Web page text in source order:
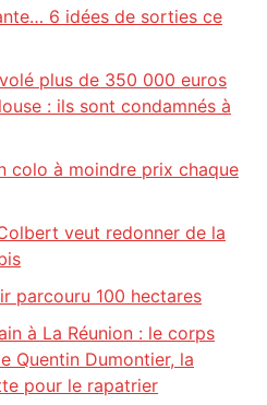
6 idées de sorties ce
plus de 350 000 euros
: ils sont condamnés à
colo à moindre prix chaque
veut redonner de la
parcouru 100 hectares
à La Réunion : le corps
Quentin Dumontier, la
pour le rapatrier